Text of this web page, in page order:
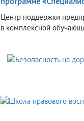
Центр поддержки
в комплексной